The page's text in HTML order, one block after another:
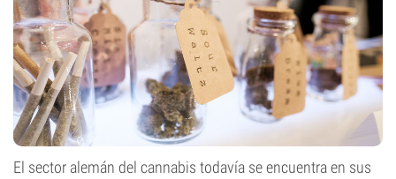
El sector alemán del cannabis todavía se encuentra en sus